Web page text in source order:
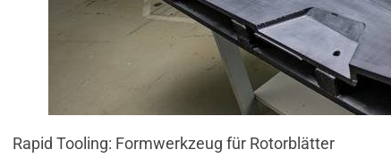
Rapid Tooling: Formwerkzeug für Rotorblätter